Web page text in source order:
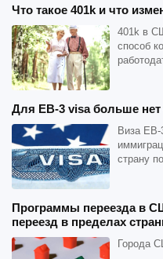
Что такое 401k и что
401k в
способ
Для EB-3 visa больше
Виза
страну
Программы переезда в
переезд в пределах
Города